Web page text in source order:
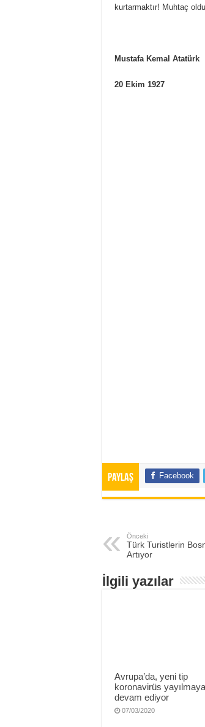
kurtarmaktır! Muhtaç
Mustafa Kemal Atatürk
20 Ekim 1927
Paylaş Facebook
Önceki
Türk Turistlerin
Artıyor
İlgili yazılar
Avrupa’da, yeni tip
koronavirüs yayılmaya
devam ediyor
07/03/2020